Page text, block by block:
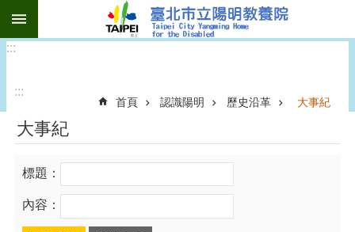
跳到主要內容區塊
:::
:::
首頁 認識陽明 歷史沿革 大事紀
大事紀
標題：
內容：